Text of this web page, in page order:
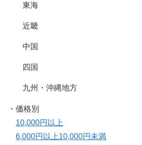
東海
近畿
中国
四国
九州・沖縄地方
・価格別
10,000円以上
6,000円以上10,000円未満